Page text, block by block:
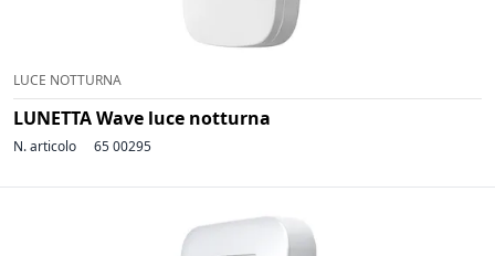
LUCE NOTTURNA
LUNETTA Wave luce notturna
N. articolo 65 00295